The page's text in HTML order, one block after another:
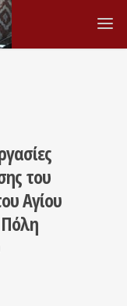
του
Αγίου